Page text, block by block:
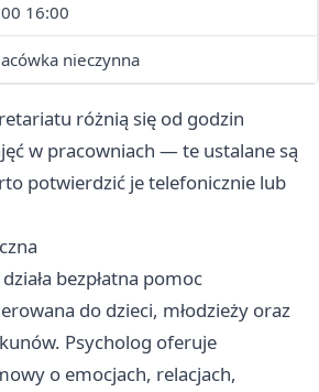
16:00
nieczynna
różnią się od godzin
w pracowniach — te ustalane są
potwierdzić je telefonicznie lub
bezpłatna pomoc
do dzieci, młodzieży oraz
Psycholog oferuje
o emocjach, relacjach,